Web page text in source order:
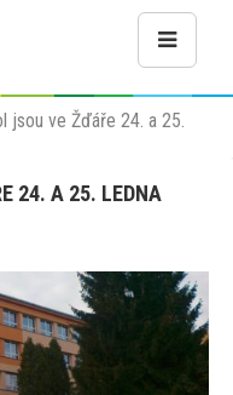
jsou ve Žďáře 24. a 25.
24. A 25. LEDNA